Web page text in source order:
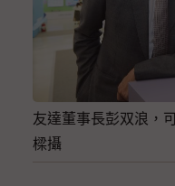
友達董事長彭双浪，
樑攝